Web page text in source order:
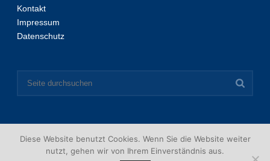
Kontakt
Impressum
Datenschutz
AKTUELLE CORONA INFORMATION
Diese Website benutzt Cookies. Wenn Sie die Website weiter
nutzt, gehen wir von Ihrem Einverständnis aus.